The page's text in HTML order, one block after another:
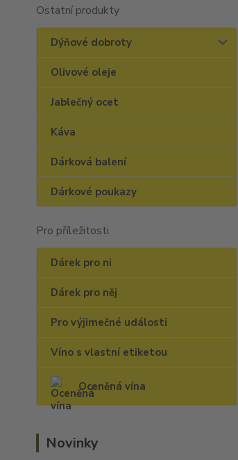
Ostatní produkty
Dýňové dobroty
Olivové oleje
Jablečný ocet
Káva
Dárková balení
Dárkové poukazy
Pro příležitosti
Dárek pro ni
Dárek pro něj
Pro výjimečné události
Víno s vlastní etiketou
Oceněná vína
Novinky